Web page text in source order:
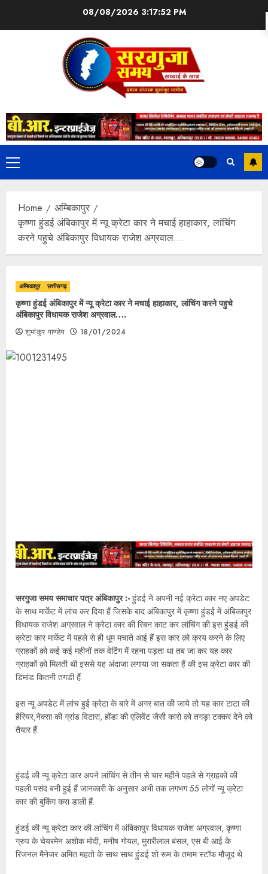
08/08/2026 3:17:53 PM
Home
अम्बिकापुर
कृष्णा हुंडई अंबिकापुर में न्यू क्रेटा कार ने मचाई हाहाकार, लांचिंग
करने पहुचे अंबिकापुर विधायक राजेश अग्रवाल….
अम्बिकापुर छत्तीसगढ़
कृष्णा हुंडई अंबिकापुर में न्यू क्रेटा कार ने मचाई हाहाकार, लांचिंग करने पहुचे
अंबिकापुर विधायक राजेश अग्रवाल….
शुभांकुर पाण्डेय 18/01/2024
सरगुजा समय समाचार पत्र अंबिकापुर :- हुंडई ने अपनी नई क्रेटा कार नए अपडेट
के साथ मार्केट में लांच कर दिया हैं जिसके बाद अंबिकापुर में कृष्णा हुंडई में अंबिकापुर
विधायक राजेश अग्रवाल ने क्रेटा कार की रिबन काट कर लांचिंग की इस हुंडई की
क्रेटा कार मार्केट में पहले से ही धूम मचाते आई हैं इस कार क़ो क्रय करने के लिए
ग्राहकों क़ो कई कई महीनों तक वेटिंग में रहना पड़ता था तब जा कर यह कार
ग्राहकों क़ो मिलती थी इससे यह अंदाजा लगाया जा सकता हैं की इस क्रेटा कार की
डिमांड कितनी तगडी हैं.
इस न्यू अपडेट में लांच हुई क्रेटा के बारे में अगर बात की जाये तो यह कार टाटा की
हैरियर,नेक्सा की ग्रांड विटारा, होंडा की एलिवेंट जैसी कारो क़ो तगड़ा टक्कर देने क़ो
तैयार हैं.
हुंडई की न्यू क्रेटा कार अपने लांचिंग से तीन से चार महीने पहले से ग्राहकों की
पहली पसंद बनी हुई हैं जानकारी के अनुसार अभी तक लगभग 55 लोगों न्यू क्रेटा
कार की बुकिंग करा डाली हैं.
हुंडई की न्यू क्रेटा कार की लांचिंग में अंबिकापुर विधायक राजेश अग्रवाल, कृष्णा
ग्रुप के चेयरमेन अशोक मोदी, मनीष गोयल, मुरारीलाल बंसल, एस बी आई के
रिजनल मैनेजर अमित महतो के साथ साथ हुंडई शो रूम के तमाम स्टॉफ मौजूद थे.